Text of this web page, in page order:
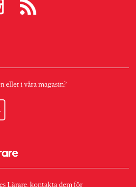
eller i våra magasin?
Lärare, kontakta dem för